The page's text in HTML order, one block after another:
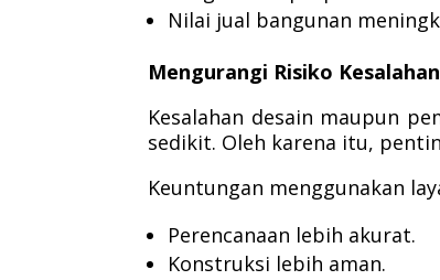
Nilai jual bangunan
Mengurangi Risiko
Kesalahan desain maupun
sedikit. Oleh karena itu,
Keuntungan menggunakan
Perencanaan lebih akurat.
Konstruksi lebih aman.